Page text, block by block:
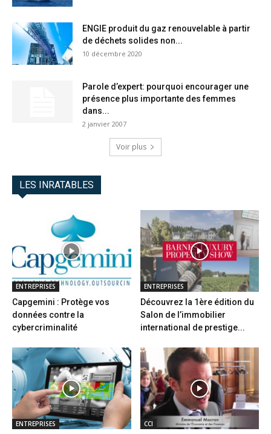
ENGIE produit du gaz renouvelable à partir
de déchets solides non...
10 décembre 2020
Parole d’expert: pourquoi encourager une
présence plus importante des femmes
dans...
2 janvier 2007
Voir plus
LES INRATABLES
ENTREPRISES
Capgemini : Protège vos
données contre la
cybercriminalité
ENTREPRISES
Découvrez la 1ère édition du
Salon de l’immobilier
international de prestige...
ENTREPRISES CCI